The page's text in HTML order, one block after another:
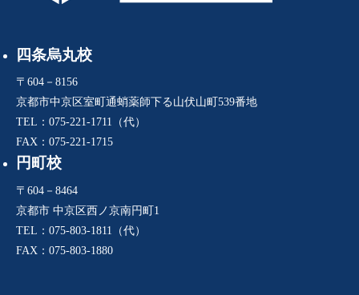
四条烏丸校
〒604－8156
京都市中京区室町通蛸薬師下る山伏山町539番地
TEL：075-221-1711（代）
FAX：075-221-1715
円町校
〒604－8464
京都市 中京区西ノ京南円町1
TEL：075-803-1811（代）
FAX：075-803-1880